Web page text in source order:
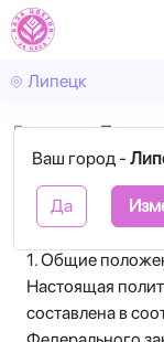
Липецк
Ваш город -
Да
Главная
Политика
1. Общие
Настоящая
составлена в